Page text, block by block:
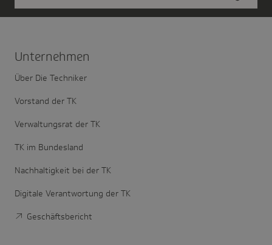
Unter­nehmen
Über Die Techniker
Vorstand der TK
Verwaltungsrat der TK
TK im Bundesland
Nachhaltigkeit bei der TK
Digitale Verantwortung der TK
Geschäftsbericht